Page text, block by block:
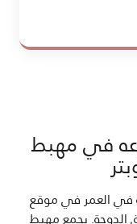
في مهبط
في العمر في موقع
يجمع مهبط